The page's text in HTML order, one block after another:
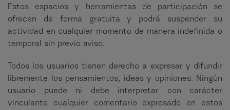
Estos espacios y herramientas de participación se
ofrecen de forma gratuita y podrá suspender su
actividad en cualquier momento de manera indefinida o
temporal sin previo aviso.
Todos los usuarios tienen derecho a expresar y difundir
libremente los pensamientos, ideas y opiniones. Ningún
usuario puede ni debe interpretar con carácter
vinculante cualquier comentario expresado en estos